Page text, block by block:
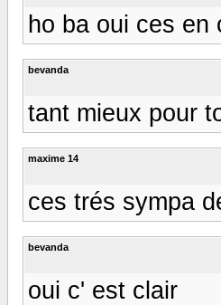
ho ba oui ces en
bevanda
tant mieux pour
maxime 14
ces trés sympa
bevanda
oui c' est clair